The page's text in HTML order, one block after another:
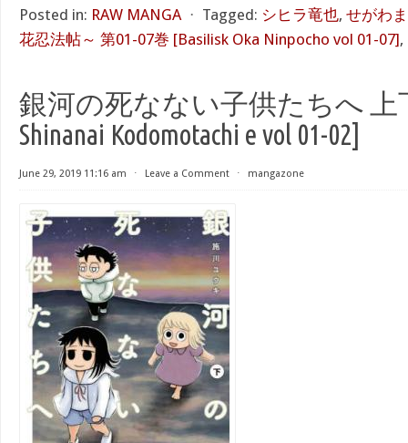
Posted in: RAW MANGA ⋅ Tagged: シヒラ竜也, せがわ
花忍法帖～ 第01-07巻 [Basilisk Oka Ninpocho vol 01-07],
銀河の死なない子供たちへ 上
Shinanai Kodomotachi e vol 01-02]
June 29, 2019 11:16 am ⋅ Leave a Comment ⋅ mangazone